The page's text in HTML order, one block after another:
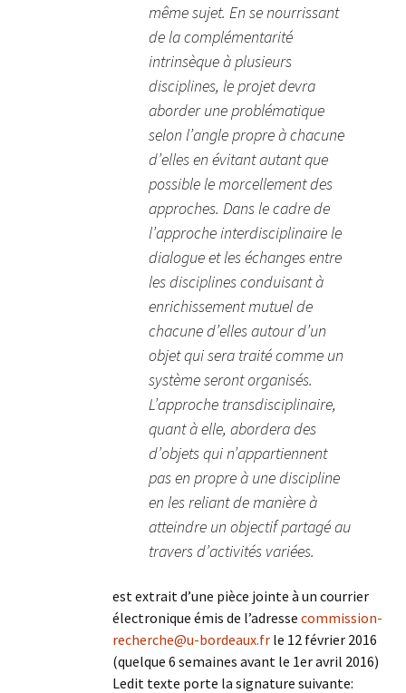
même sujet. En se nourrissant
de la complémentarité
intrinsèque à plusieurs
disciplines, le projet devra
aborder une problématique
selon l’angle propre à chacune
d’elles en évitant autant que
possible le morcellement des
approches. Dans le cadre de
l’approche interdisciplinaire le
dialogue et les échanges entre
les disciplines conduisant à
enrichissement mutuel de
chacune d’elles autour d’un
objet qui sera traité comme un
système seront organisés.
L’approche transdisciplinaire,
quant à elle, abordera des
d’objets qui n’appartiennent
pas en propre à une discipline
en les reliant de manière à
atteindre un objectif partagé au
travers d’activités variées.
est extrait d’une pièce jointe à un courrier
électronique émis de l’adresse commission-
recherche@u-bordeaux.fr le 12 février 2016
(quelque 6 semaines avant le 1er avril 2016)
Ledit texte porte la signature suivante: